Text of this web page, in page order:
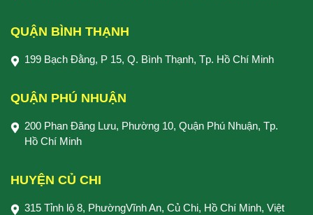
QUẬN BÌNH THẠNH
199 Bạch Đằng, P 15, Q. Bình Thạnh, Tp. Hồ Chí Minh
QUẬN PHÚ NHUẬN
200 Phan Đăng Lưu, Phường 10, Quận Phú Nhuận, Tp.
Hồ Chí Minh
HUYỆN CỦ CHI
315 Tỉnh lộ 8, PhườngVĩnh An, Củ Chi, Hồ Chí Minh, Việt